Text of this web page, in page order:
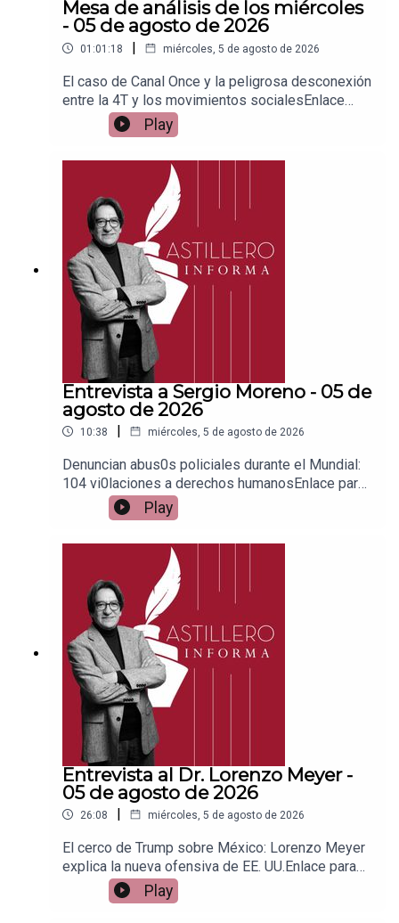
Mesa de análisis de los miércoles
- 05 de agosto de 2026
01:01:18 | miércoles, 5 de agosto de 2026
El caso de Canal Once y la peligrosa desconexión
entre la 4T y los movimientos socialesEnlace
para apoyar vía
Patreon:https://www.patreon.com/julioastilleroEnl
PayPal:https://www.paypal.me/julioastilleroCuent
a para hacer transferencias a cuenta BBVA a
nombre de Julio Hernández López:
1539408017CLABE: 012 320 01539408017
2Tienda:https://julioastillerotienda.com/
Play
Entrevista a Sergio Moreno - 05 de
agosto de 2026
10:38 | miércoles, 5 de agosto de 2026
Denuncian abus0s policiales durante el Mundial:
104 vi0laciones a derechos humanosEnlace para
apoyar vía
Patreon:https://www.patreon.com/julioastilleroEnl
PayPal:https://www.paypal.me/julioastilleroCuent
a para hacer transferencias a cuenta BBVA a
nombre de Julio Hernández López:
1539408017CLABE: 012 320 01539408017
2Tienda:https://julioastillerotienda.com/
Play
Entrevista al Dr. Lorenzo Meyer -
05 de agosto de 2026
26:08 | miércoles, 5 de agosto de 2026
El cerco de Trump sobre México: Lorenzo Meyer
explica la nueva ofensiva de EE. UU.Enlace para
apoyar vía
Patreon:https://www.patreon.com/julioastilleroEnl
Play